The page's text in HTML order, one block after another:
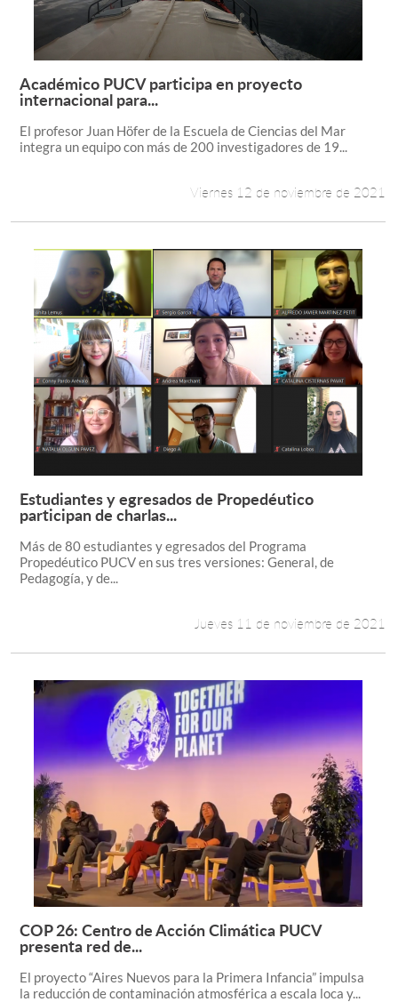
Leer más +
Académico PUCV participa en proyecto
internacional para...
El profesor Juan Höfer de la Escuela de Ciencias del Mar
integra un equipo con más de 200 investigadores de 19...
Viernes 12 de noviembre de 2021
Leer más +
Estudiantes y egresados de Propedéutico
participan de charlas...
Más de 80 estudiantes y egresados del Programa
Propedéutico PUCV en sus tres versiones: General, de
Pedagogía, y de...
Jueves 11 de noviembre de 2021
Leer más +
COP 26: Centro de Acción Climática PUCV
presenta red de...
El proyecto “Aires Nuevos para la Primera Infancia” impulsa
la reducción de contaminación atmosférica a escala loca y...